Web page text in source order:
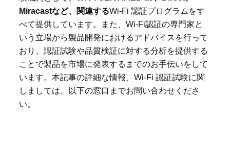
Miracastなど、関連するWi-Fi認証プログラムをす
べて提供しています。また、Wi-Fi認証の専門家と
いう立場から製品開発におけるアドバイスを行って
おり、認証試験や品質検証に対する分析を提供する
ことで製品を市場に発表するまでのお手伝いをして
います。本記事の詳細な情報、Wi-Fi認証試験に関
しましては、以下の窓口までお問い合わせくださ
い。